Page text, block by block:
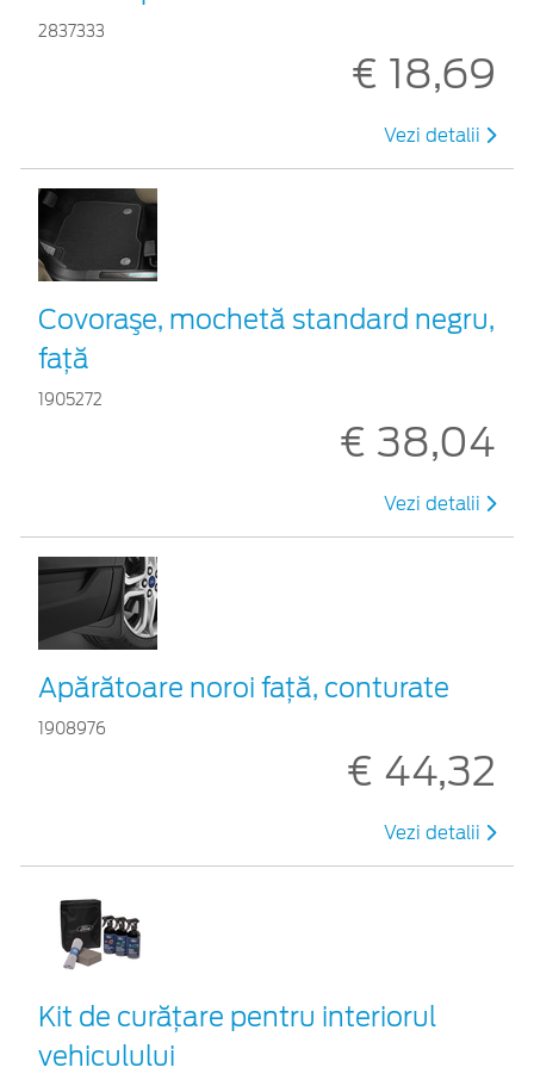
2837333
€ 18,69
Vezi detalii
Covoraşe, mochetă standard negru,
față
1905272
€ 38,04
Vezi detalii
Apărătoare noroi față, conturate
1908976
€ 44,32
Vezi detalii
Kit de curățare pentru interiorul
vehiculului